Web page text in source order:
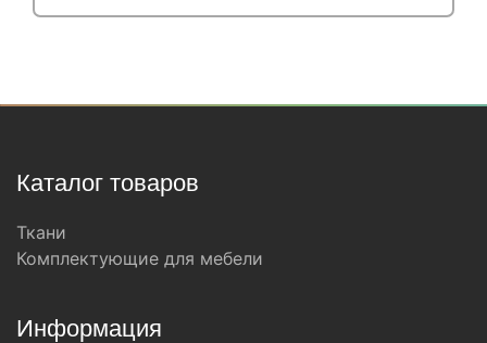
Каталог товаров
Ткани
Комплектующие для мебели
Информация